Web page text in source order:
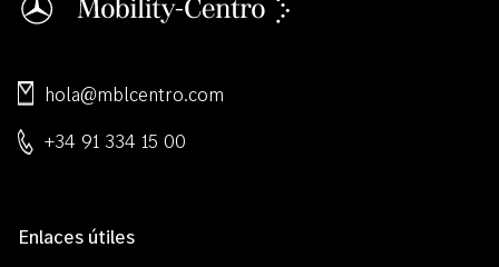
hola@mblcentro.com
+34 91 334 15 00
Enlaces útiles